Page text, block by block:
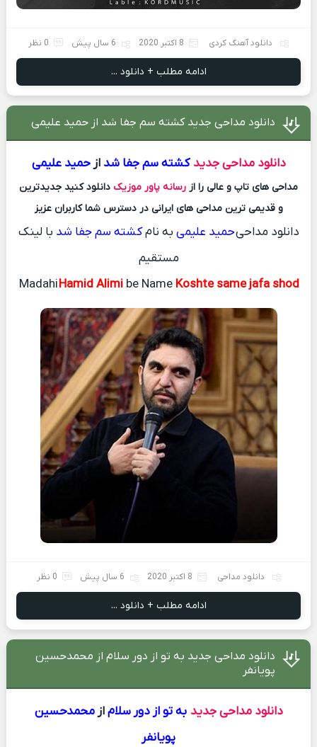
دانلود آهنگ کردی 8 اکتبر 2020 6 سال پیش 0 نظر
ادامه مطلب + دانلود ...
دانلود مداحی جدید کشته سم جفا شد از حمید علیمی
دانلود مداحی جدید کشته سم جفا شد ازحمید علیمی
مداحی های تاپ و عالی را از رسانه پاور موزیک دانلود کنید جدیدترین
و قدیمی ترین مداحی های ایرانی در دسترس شما کاربران عزیز
دانلود مداحیحمید علیمی به نامکشته سم جفا شد با لینک
مستقیم
MadahiHamid Alimi be NameKoshte same jafa shod
دانلود مداحی 8 اکتبر 2020 6 سال پیش 0 نظر
ادامه مطلب + دانلود ...
دانلود مداحی جدید به تو از دور سلام از محمدحسین
پویانفر
دانلود مداحی جدید به تو از دور سلامازمحمدحسین
پویانفر